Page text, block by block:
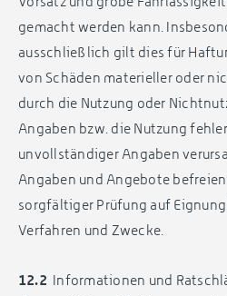
gemacht werden kann.
ausschließlich gilt dies für
von Schäden materieller oder
durch die Nutzung oder
Angaben bzw. die Nutzung
unvollständiger Angaben
Angaben und Angebote
sorgfältiger Prüfung auf
Verfahren und Zwecke.
12.2 Informationen und